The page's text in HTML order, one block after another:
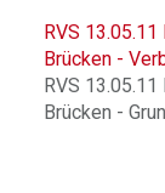
RVS
Brücken -
RVS
Brücken -